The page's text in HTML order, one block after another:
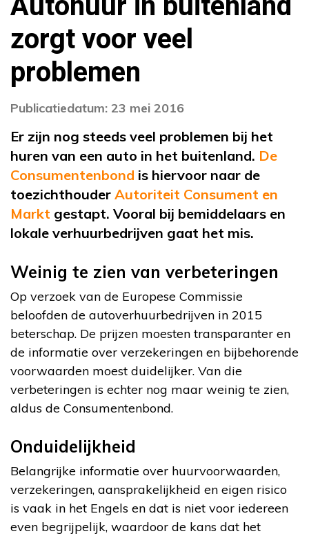
zorgt voor veel
problemen
Publicatiedatum: 23 mei 2016
Er zijn nog steeds veel problemen bij het
huren van een auto in het buitenland. De
Consumentenbond is hiervoor naar de
toezichthouder Autoriteit Consument en
Markt gestapt. Vooral bij bemiddelaars en
lokale verhuurbedrijven gaat het mis.
Weinig te zien van verbeteringen
Op verzoek van de Europese Commissie
beloofden de autoverhuurbedrijven in 2015
beterschap. De prijzen moesten transparanter en
de informatie over verzekeringen en bijbehorende
voorwaarden moest duidelijker. Van die
verbeteringen is echter nog maar weinig te zien,
aldus de Consumentenbond.
Onduidelijkheid
Belangrijke informatie over huurvoorwaarden,
verzekeringen, aansprakelijkheid en eigen risico
is vaak in het Engels en dat is niet voor iedereen
even begrijpelijk, waardoor de kans dat het